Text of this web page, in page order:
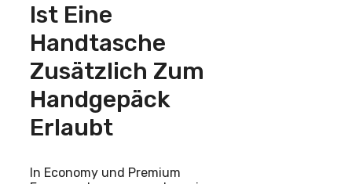
Ist Eine
Handtasche
Zusätzlich Zum
Handgepäck
Erlaubt
In Economy und Premium